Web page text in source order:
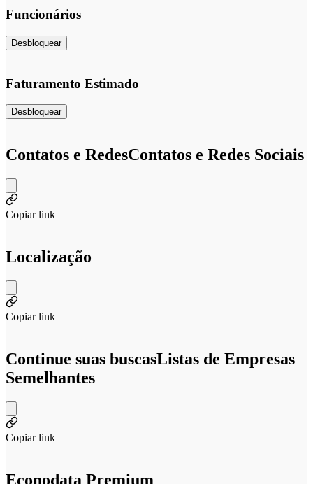
Funcionários
Desbloquear
Faturamento Estimado
Desbloquear
Contatos e RedesContatos e Redes Sociais
Copiar link
Localização
Copiar link
Continue suas buscasListas de Empresas
Semelhantes
Copiar link
Econodata Premium